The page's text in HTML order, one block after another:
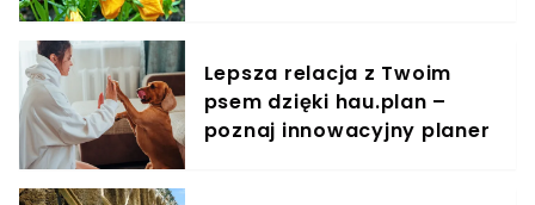
Lepsza relacja z Twoim
psem dzięki hau.plan –
poznaj innowacyjny planer